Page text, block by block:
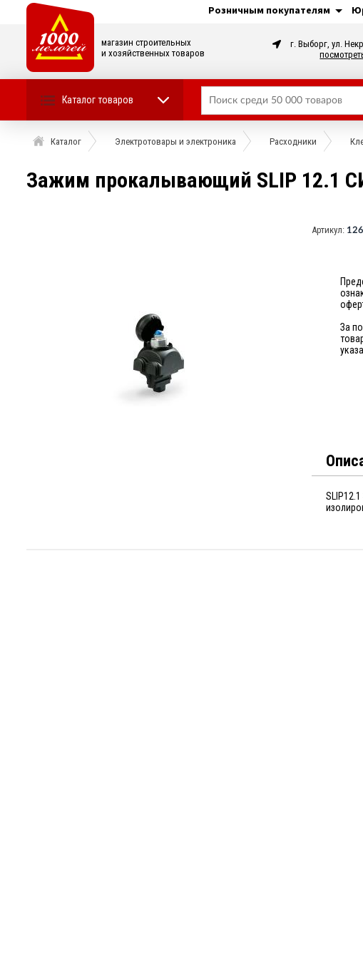
Розничным покупателям
магазин строительных
и хозяйственных товаров
г. Выборг, ул.
Каталог товаров
Каталог Электротовары и электроника Расходники
Зажим прокалывающий SLIP 12.1
Артикул:
За